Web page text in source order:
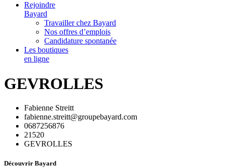
Rejoindre
Bayard
Travailler chez Bayard
Nos offres d’emplois
Candidature spontanée
Les boutiques
en ligne
GEVROLLES
Fabienne Streitt
fabienne.streitt@groupebayard.com
0687256876
21520
GEVROLLES
Découvrir Bayard